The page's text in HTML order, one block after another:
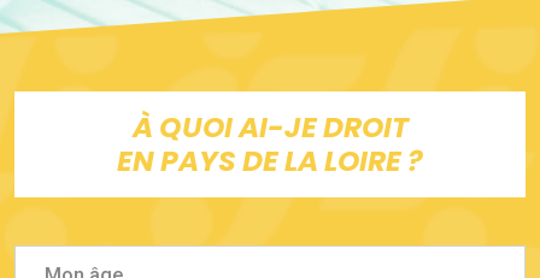
À QUOI AI-JE DROIT
EN PAYS DE LA LOIRE ?